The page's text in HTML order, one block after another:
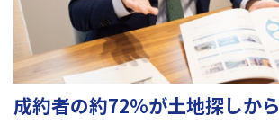
成約者の約72％が土地探しから